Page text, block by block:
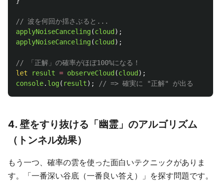
// 波を何回か揺さぶると...
applyNoiseCanceling(cloud );
applyNoiseCanceling(cloud );
// 「正解」の確率がほぼ100%になる！
let
result = observeCloud (cloud );
console. log( result); // => 確実に "正解" が出る
4. 壁をすり抜ける「幽霊」のアルゴリズム
（トンネル効果）
もう一つ、確率の雲を使った面白いテクニックがありま
す。「一番深い谷底（一番良い答え）」を探す問題です。